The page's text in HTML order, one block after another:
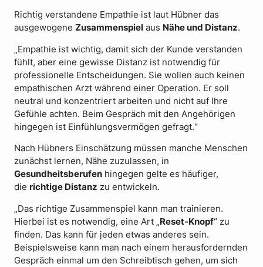
Richtig verstandene Empathie ist laut Hübner das
ausgewogene Zusammenspiel aus Nähe und Distanz.
„Empathie ist wichtig, damit sich der Kunde verstanden
fühlt, aber eine gewisse Distanz ist notwendig für
professionelle Entscheidungen. Sie wollen auch keinen
empathischen Arzt während einer Operation. Er soll
neutral und konzentriert arbeiten und nicht auf Ihre
Gefühle achten. Beim Gespräch mit den Angehörigen
hingegen ist Einfühlungsvermögen gefragt.“
Nach Hübners Einschätzung müssen manche Menschen
zunächst lernen, Nähe zuzulassen, in
Gesundheitsberufen hingegen gelte es häufiger,
die richtige Distanz zu entwickeln.
„Das richtige Zusammenspiel kann man trainieren.
Hierbei ist es notwendig, eine Art „Reset-Knopf“ zu
finden. Das kann für jeden etwas anderes sein.
Beispielsweise kann man nach einem herausfordernden
Gespräch einmal um den Schreibtisch gehen, um sich